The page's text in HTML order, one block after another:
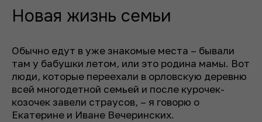
Новая жизнь семьи
Обычно едут в уже знакомые места – бывали
там у бабушки летом, или это родина мамы. Вот
люди, которые переехали в орловскую деревню
всей многодетной семьей и после курочек-
козочек завели страусов, – я говорю о
Екатерине и Иване Вечеринских.